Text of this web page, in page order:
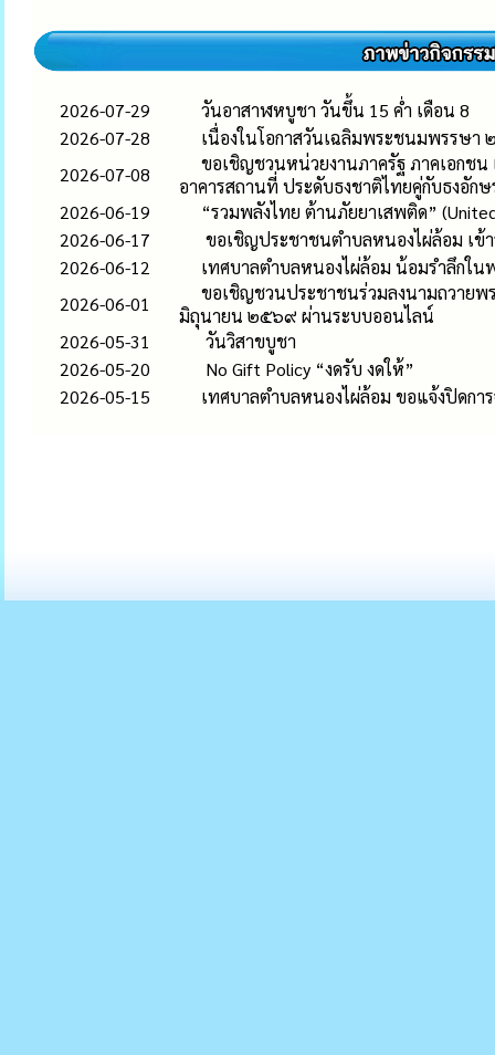
2026-07-29
วันอาสาฬหบูชา วันขึ้น 15 ค่ำ เดือน 8
2026-07-28
เนื่องในโอกาสวันเฉลิมพระชนมพรรษา
2026-07-08
ขอเชิญชวนหน่วยงานภาครัฐ ภาคเอกช
อาคารสถานที่ ประดับธงชาติไทยคู่กับธงอัก
2026-06-19
“รวมพลังไทย ต้านภัยยาเสพติด”
2026-06-17
ขอเชิญประชาชนตำบลหนองไผ่ล้อม เ
2026-06-12
เทศบาลตำบลหนองไผ่ล้อม น้อมรำลึกใ
2026-06-01
ขอเชิญชวนประชาชนร่วมลงนามถวายพ
มิถุนายน ๒๕๖๙ ผ่านระบบออนไลน์
2026-05-31
วันวิสาขบูชา
2026-05-20
No Gift Policy “งดรับ งดให้”
2026-05-15
เทศบาลตำบลหนองไผ่ล้อม ขอแจ้งปิดกา